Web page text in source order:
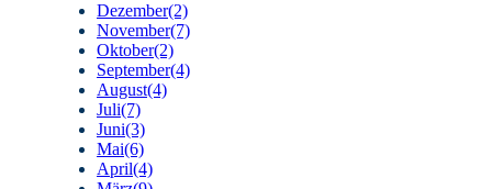
Dezember(2)
November(7)
Oktober(2)
September(4)
August(4)
Juli(7)
Juni(3)
Mai(6)
April(4)